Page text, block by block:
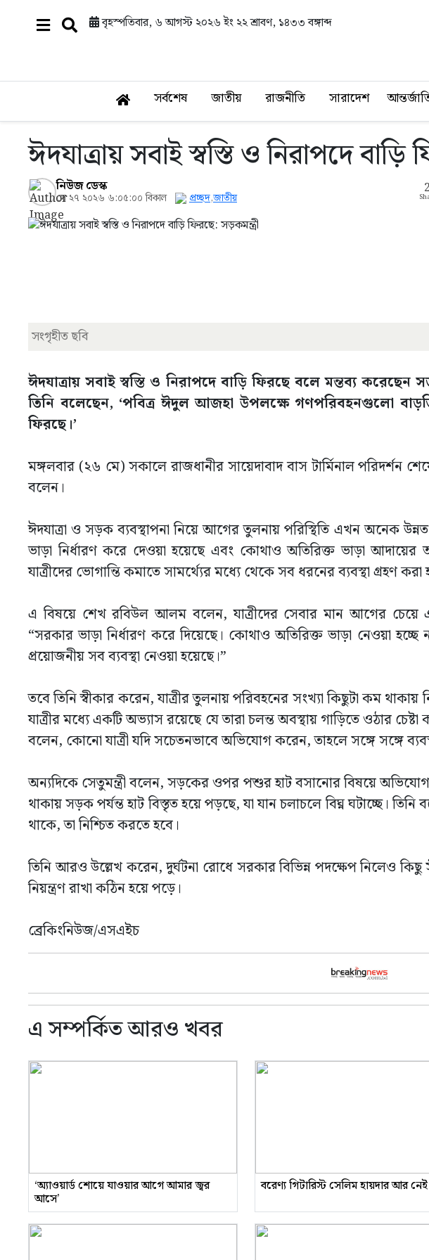
বৃহস্পতিবার, ৬ আগস্ট ২০২৬ ইং ২২ শ্রাবণ, ১৪৩৩ বঙ্গাব্দ
সর্বশেষ জাতীয় রাজনীতি সারাদেশ
ঈদযাত্রায় সবাই স্বস্তি ও নিরাপদে বাড়ি
নিউজ ডেস্ক
মে ২৭ ২০২৬ ৬:০৫:০০ বিকাল প্রচ্ছদ,জাতীয়
সংগৃহীত ছবি
ঈদযাত্রায় সবাই স্বস্তি ও নিরাপদে বাড়ি ফিরছে বলে মন্তব্য
তিনি বলেছেন, ‘পবিত্র ঈদুল আজহা উপলক্ষে গণপরিবহনগুলো
ফিরছে।’
মঙ্গলবার (২৬ মে) সকালে রাজধানীর সায়েদাবাদ বাস টার্মিনাল পরিদর্শন
বলেন।
ঈদযাত্রা ও সড়ক ব্যবস্থাপনা নিয়ে আগের তুলনায় পরিস্থিতি এখন অনেক
ভাড়া নির্ধারণ করে দেওয়া হয়েছে এবং কোথাও অতিরিক্ত ভাড়া আদায়ের
যাত্রীদের ভোগান্তি কমাতে সামর্থ্যের মধ্যে থেকে সব ধরনের ব্যবস্থা গ্রহণ
এ বিষয়ে শেখ রবিউল আলম বলেন, যাত্রীদের সেবার মান আগের
“সরকার ভাড়া নির্ধারণ করে দিয়েছে। কোথাও অতিরিক্ত ভাড়া নেওয়া হচ্ছে
প্রয়োজনীয় সব ব্যবস্থা নেওয়া হয়েছে।”
তবে তিনি স্বীকার করেন, যাত্রীর তুলনায় পরিবহনের সংখ্যা কিছুটা কম থাকায়
যাত্রীর মধ্যে একটি অভ্যাস রয়েছে যে তারা চলন্ত অবস্থায় গাড়িতে ওঠার
বলেন, কোনো যাত্রী যদি সচেতনভাবে অভিযোগ করেন, তাহলে সঙ্গে সঙ্গে
অন্যদিকে সেতুমন্ত্রী বলেন, সড়কের ওপর পশুর হাট বসানোর বিষয়ে
থাকায় সড়ক পর্যন্ত হাট বিস্তৃত হয়ে পড়ছে, যা যান চলাচলে বিঘ্ন ঘটাচ্ছে।
থাকে, তা নিশ্চিত করতে হবে।
তিনি আরও উল্লেখ করেন, দুর্ঘটনা রোধে সরকার বিভিন্ন পদক্ষেপ নিলেও কিছু
নিয়ন্ত্রণ রাখা কঠিন হয়ে পড়ে।
ব্রেকিংনিউজ/এসএইচ
এ সম্পর্কিত আরও খবর
‘অ্যাওয়ার্ড শোয়ে যাওয়ার আগে আমার জ্বর
আসে’
বরেণ্য গিটারিস্ট সেলিম হায়দার আর নেই